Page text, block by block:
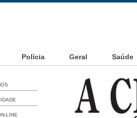
Polícia Geral Saúde
LINE